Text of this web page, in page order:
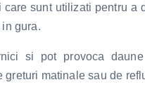
sunt utilizati pentru a
gura.
si pot provoca
matinale sau de